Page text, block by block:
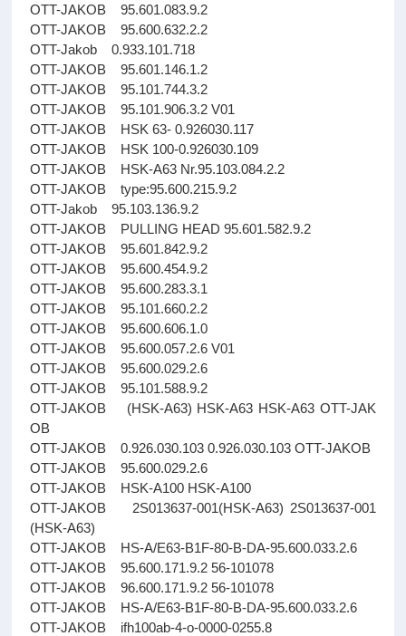
OTT-JAKOB 95.601.083.9.2
OTT-JAKOB 95.600.632.2.2
OTT-Jakob 0.933.101.718
OTT-JAKOB 95.601.146.1.2
OTT-JAKOB 95.101.744.3.2
OTT-JAKOB 95.101.906.3.2 V01
OTT-JAKOB HSK 63- 0.926030.117
OTT-JAKOB HSK 100-0.926030.109
OTT-JAKOB HSK-A63 Nr.95.103.084.2.2
OTT-JAKOB type:95.600.215.9.2
OTT-Jakob 95.103.136.9.2
OTT-JAKOB PULLING HEAD 95.601.582.9.2
OTT-JAKOB 95.601.842.9.2
OTT-JAKOB 95.600.454.9.2
OTT-JAKOB 95.600.283.3.1
OTT-JAKOB 95.101.660.2.2
OTT-JAKOB 95.600.606.1.0
OTT-JAKOB 95.600.057.2.6 V01
OTT-JAKOB 95.600.029.2.6
OTT-JAKOB 95.101.588.9.2
OTT-JAKOB (HSK-A63) HSK-A63 HSK-A63 OTT-JAK
OB
OTT-JAKOB 0.926.030.103 0.926.030.103 OTT-JAKOB
OTT-JAKOB 95.600.029.2.6
OTT-JAKOB HSK-A100 HSK-A100
OTT-JAKOB 2S013637-001(HSK-A63) 2S013637-001
(HSK-A63)
OTT-JAKOB HS-A/E63-B1F-80-B-DA-95.600.033.2.6
OTT-JAKOB 95.600.171.9.2 56-101078
OTT-JAKOB 96.600.171.9.2 56-101078
OTT-JAKOB HS-A/E63-B1F-80-B-DA-95.600.033.2.6
OTT-JAKOB ifh100ab-4-o-0000-0255.8